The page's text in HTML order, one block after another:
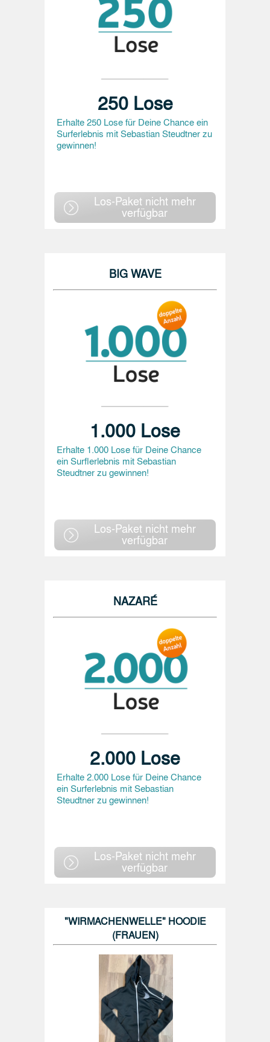
250 Lose
Erhalte 250 Lose für Deine Chance ein
Surferlebnis mit Sebastian Steudtner zu
gewinnen!
Los-Paket nicht mehr
verfügbar
BIG WAVE
1.000 Lose
Erhalte 1.000 Lose für Deine Chance
ein Surflerlebnis mit Sebastian
Steudtner zu gewinnen!
Los-Paket nicht mehr
verfügbar
NAZARÉ
2.000 Lose
Erhalte 2.000 Lose für Deine Chance
ein Surferlebnis mit Sebastian
Steudtner zu gewinnen!
Los-Paket nicht mehr
verfügbar
"WIRMACHENWELLE" HOODIE
(FRAUEN)